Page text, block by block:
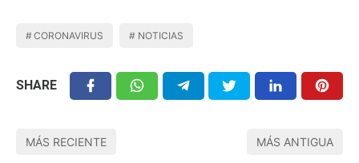
CORONAVIRUS NOTICIAS
SHARE
MÁS RECIENTE MÁS ANTIGUA